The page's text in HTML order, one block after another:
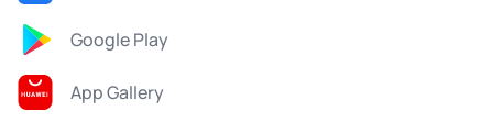
Google Play
App Gallery